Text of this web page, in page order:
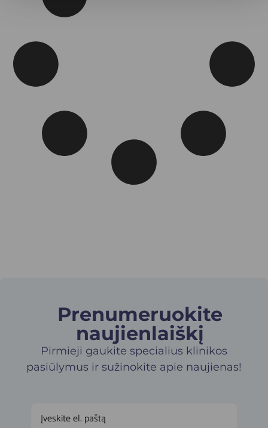
Prenumeruokite
naujienlaiškį​
Pirmieji gaukite specialius klinikos
pasiūlymus ir sužinokite apie naujienas!